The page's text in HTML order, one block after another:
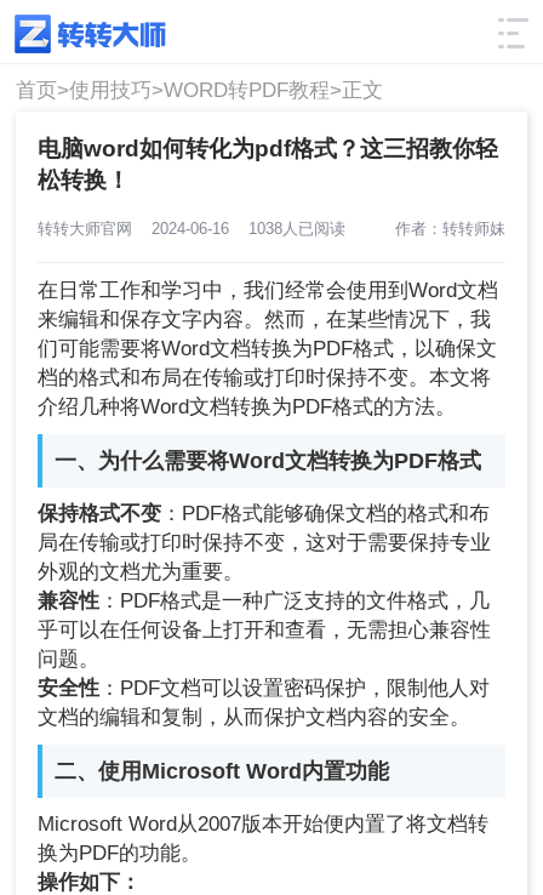
使用技巧 筛选
首页>使用技巧>WORD转PDF教程>正文
电脑word如何转化为pdf格式？这三招教你轻
松转换！
转转大师官网 2024-06-16 1038人已阅读 作者：转转师妹
在日常工作和学习中，我们经常会使用到Word文档
来编辑和保存文字内容。然而，在某些情况下，我
们可能需要将Word文档转换为PDF格式，以确保文
档的格式和布局在传输或打印时保持不变。本文将
介绍几种将Word文档转换为PDF格式的方法。
一、为什么需要将Word文档转换为PDF格式
保持格式不变 ：PDF格式能够确保文档的格式和布
局在传输或打印时保持不变，这对于需要保持专业
外观的文档尤为重要。
兼容性 ：PDF格式是一种广泛支持的文件格式，几
乎可以在任何设备上打开和查看，无需担心兼容性
问题。
安全性 ：PDF文档可以设置密码保护，限制他人对
文档的编辑和复制，从而保护文档内容的安全。
二、使用Microsoft Word内置功能
Microsoft Word从2007版本开始便内置了将文档转
换为PDF的功能。
操作如下：